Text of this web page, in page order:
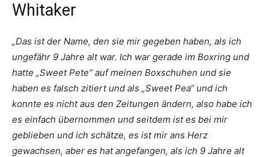
Whitaker
„Das ist der Name, den sie mir gegeben haben, als ich
ungefähr 9 Jahre alt war. Ich war gerade im Boxring und
hatte „Sweet Pete“ auf meinen Boxschuhen und sie
haben es falsch zitiert und als „Sweet Pea“ und ich
konnte es nicht aus den Zeitungen ändern, also habe ich
es einfach übernommen und seitdem ist es bei mir
geblieben und ich schätze, es ist mir ans Herz
gewachsen, aber es hat angefangen, als ich 9 Jahre alt